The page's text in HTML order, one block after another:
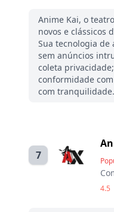
Anime Kai, o
novos e clássicos
Sua tecnologia
sem anúncios
coleta
conformidade
com
7
4.5